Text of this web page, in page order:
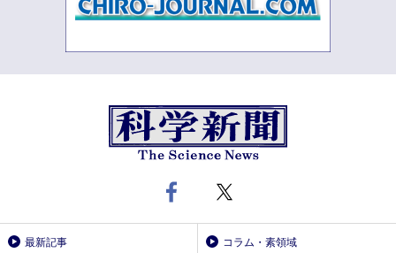
最新記事 コラム・素領域